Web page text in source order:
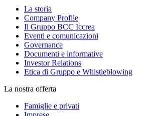
La storia
Company Profile
Il Gruppo BCC Iccrea
Eventi e comunicazioni
Governance
Documenti e informative
Investor Relations
Etica di Gruppo e Whistleblowing
La nostra offerta
Famiglie e privati